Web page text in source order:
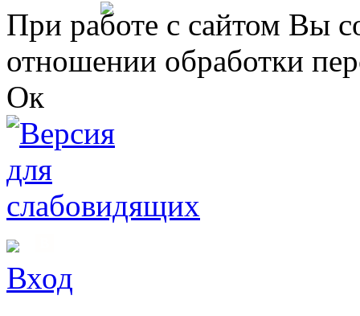
Перейти к основному содержанию
При работе с сайтом Вы
отношении обработки
Ок
Вход